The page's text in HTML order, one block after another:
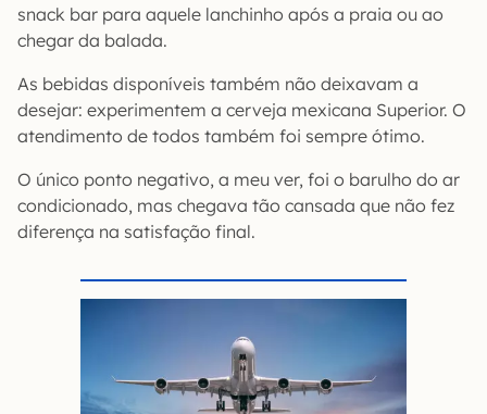
snack bar para aquele lanchinho após a praia ou ao
chegar da balada.
As bebidas disponíveis também não deixavam a
desejar: experimentem a cerveja mexicana Superior. O
atendimento de todos também foi sempre ótimo.
O único ponto negativo, a meu ver, foi o barulho do ar
condicionado, mas chegava tão cansada que não fez
diferença na satisfação final.